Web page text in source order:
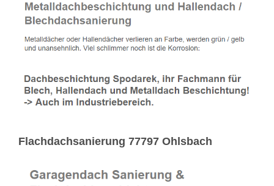
Flachdachsanierung 77797 Ohlsbach